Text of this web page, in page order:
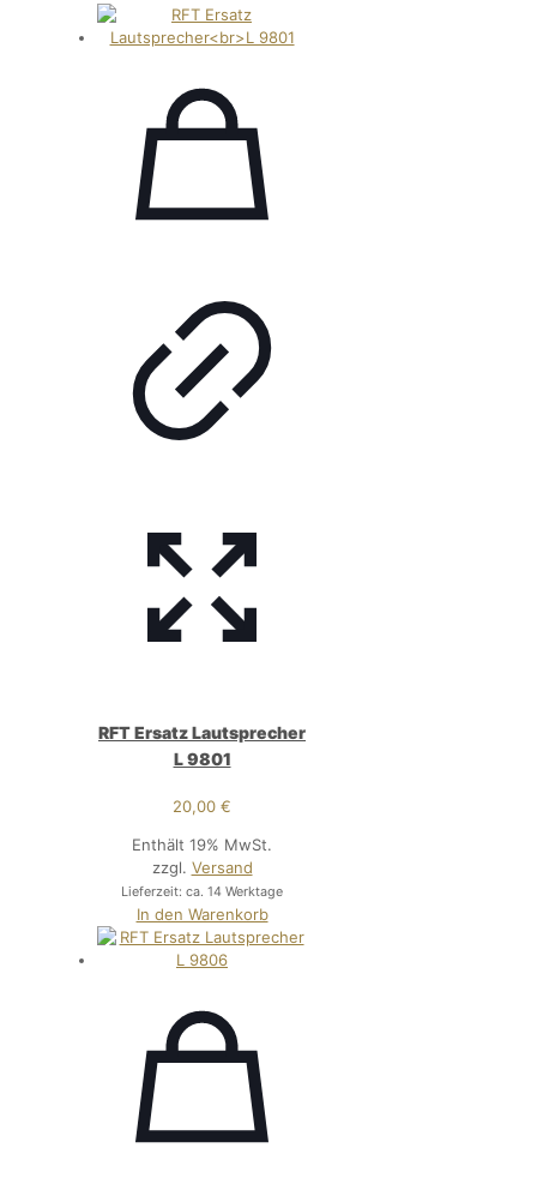
RFT Ersatz Lautsprecher
L 9801
20,00€
Enthält 19% MwSt.
zzgl. Versand
Lieferzeit: ca. 14 Werktage
In den Warenkorb